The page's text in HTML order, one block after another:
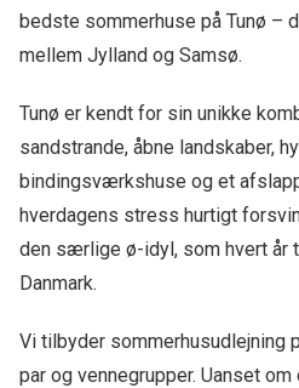
bedste sommerhuse på Tunø –
mellem Jylland og Samsø.
Tunø er kendt for sin unikke
sandstrande, åbne landskaber,
bindingsværkshuse og et
hverdagens stress hurtigt
den særlige ø-idyl, som hvert
Danmark.
Vi tilbyder sommerhusudlejning
par og vennegrupper. Uanset